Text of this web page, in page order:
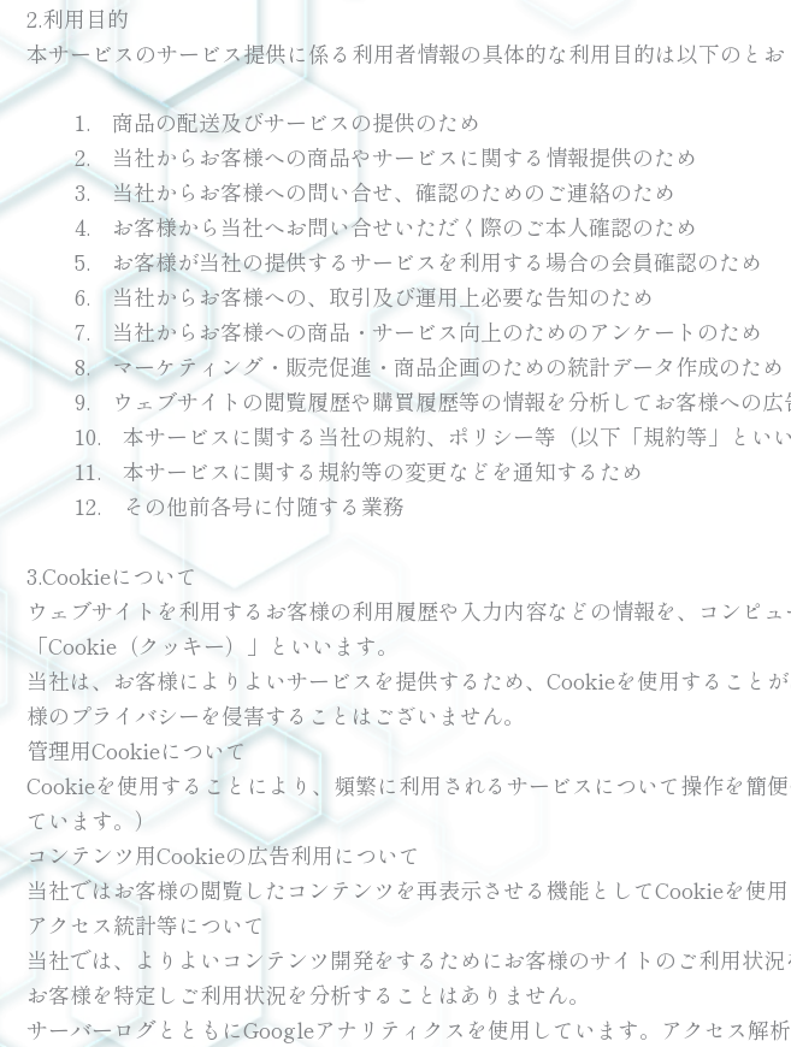
2.利用目的
本サービスのサービス提供に係る利用者情報の具体的な利用目的は以下のとお
1. 商品の配送及びサービスの提供のため
2. 当社からお客様への商品やサービスに関する情報提供のため
3. 当社からお客様への問い合せ、確認のためのご連絡のため
4. お客様から当社へお問い合せいただく際のご本人確認のため
5. お客様が当社の提供するサービスを利用する場合の会員確認のため
6. 当社からお客様への、取引及び運用上必要な告知のため
7. 当社からお客様への商品・サービス向上のためのアンケートのため
8. マーケティング・販売促進・商品企画のための統計データ作成のため
9. ウェブサイトの閲覧履歴や購買履歴等の情報を分析してお客様への広
10. 本サービスに関する当社の規約、ポリシー等（以下「規約等」とい
11. 本サービスに関する規約等の変更などを通知するため
12. その他前各号に付随する業務
3.Cookieについて
ウェブサイトを利用するお客様の利用履歴や入力内容などの情報を、コンピ
「Cookie（クッキー）」といいます。
当社は、お客様によりよいサービスを提供するため、Cookieを使用すること
様のプライバシーを侵害することはございません。
管理用Cookieについて
Cookieを使用することにより、頻繁に利用されるサービスについて操作を簡
ています。）
コンテンツ用Cookieの広告利用について
当社ではお客様の閲覧したコンテンツを再表示させる機能としてCookieを使用
アクセス統計等について
当社では、よりよいコンテンツ開発をするためにお客様のサイトのご利用状況
お客様を特定しご利用状況を分析することはありません。
サーバーログとともにGoogleアナリティクスを使用しています。アクセス解